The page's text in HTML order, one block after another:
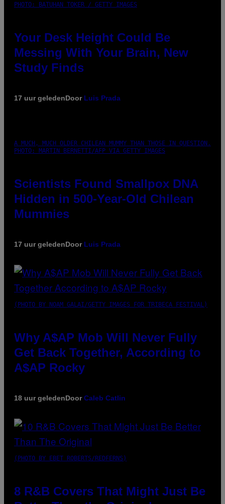
PHOTO: BATUHAN TOKER / GETTY IMAGES
Your Desk Height Could Be
Messing With Your Brain, New
Study Finds
17 uur geledenDoor Luis Prada
A MUCH, MUCH OLDER CHILEAN MUMMY THAN THOSE IN QUESTION.
PHOTO: MARTIN BERNETTI/AFP VIA GETTY IMAGES
Scientists Found Smallpox DNA
Hidden in 500-Year-Old Chilean
Mummies
17 uur geledenDoor Luis Prada
(PHOTO BY NOAM GALAI/GETTY IMAGES FOR TRIBECA FESTIVAL)
Why A$AP Mob Will Never Fully
Get Back Together, According to
A$AP Rocky
18 uur geledenDoorCaleb Catlin
(PHOTO BY EBET ROBERTS/REDFERNS)
8 R&B Covers That Might Just Be